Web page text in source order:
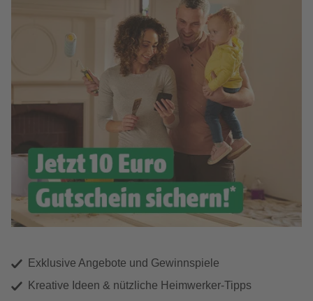
Exklusive Angebote und Gewinnspiele
Kreative Ideen & nützliche Heimwerker-Tipps